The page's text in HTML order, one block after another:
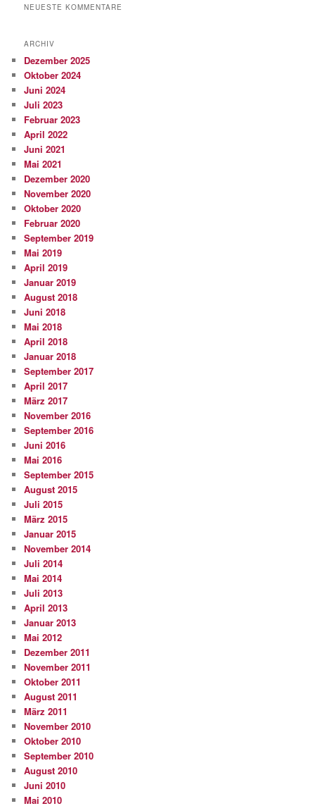
NEUESTE KOMMENTARE
ARCHIV
Dezember 2025
Oktober 2024
Juni 2024
Juli 2023
Februar 2023
April 2022
Juni 2021
Mai 2021
Dezember 2020
November 2020
Oktober 2020
Februar 2020
September 2019
Mai 2019
April 2019
Januar 2019
August 2018
Juni 2018
Mai 2018
April 2018
Januar 2018
September 2017
April 2017
März 2017
November 2016
September 2016
Juni 2016
Mai 2016
September 2015
August 2015
Juli 2015
März 2015
Januar 2015
November 2014
Juli 2014
Mai 2014
Juli 2013
April 2013
Januar 2013
Mai 2012
Dezember 2011
November 2011
Oktober 2011
August 2011
März 2011
November 2010
Oktober 2010
September 2010
August 2010
Juni 2010
Mai 2010